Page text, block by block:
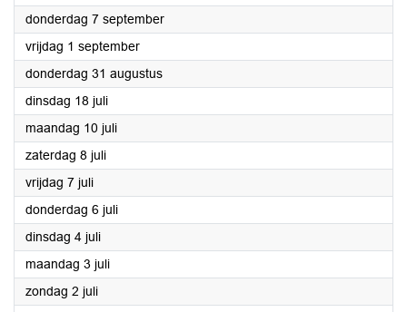
donderdag 7 september2023
vrijdag 1 september2023
donderdag 31 augustus2023
dinsdag 18 juli2023
maandag 10 juli2023
zaterdag 8 juli2023
vrijdag 7 juli2023
donderdag 6 juli2023
dinsdag 4 juli2023
maandag 3 juli2023
zondag 2 juli2023